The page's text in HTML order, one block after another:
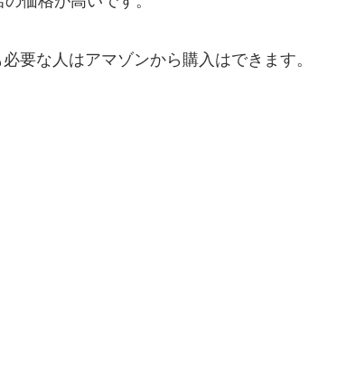
要な人はアマゾンから購入はできます。